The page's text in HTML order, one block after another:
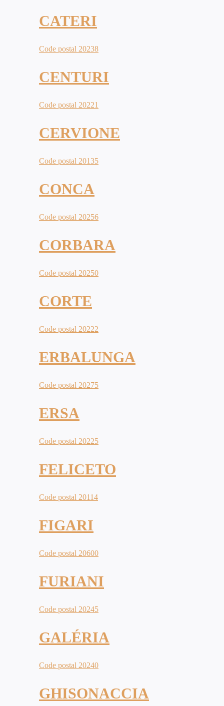
CATERI
Code postal 20238
CENTURI
Code postal 20221
CERVIONE
Code postal 20135
CONCA
Code postal 20256
CORBARA
Code postal 20250
CORTE
Code postal 20222
ERBALUNGA
Code postal 20275
ERSA
Code postal 20225
FELICETO
Code postal 20114
FIGARI
Code postal 20600
FURIANI
Code postal 20245
GALÉRIA
Code postal 20240
GHISONACCIA